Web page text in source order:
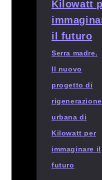
Serra madre.
Il nuovo
progetto di
rigenerazione
urbana di
Kilowatt per
immaginare il
futuro